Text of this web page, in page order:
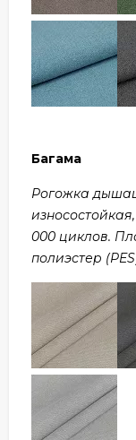
Багама
Рогожка
000 циклов.
полиэстер